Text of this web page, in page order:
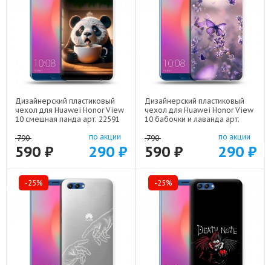
Дизайнерский пластиковый
чехол для Huawei Honor View
10 смешная панда арт: 22591
790
590 ₽
по акции
290 ₽
Дизайнерский пластиковый
чехол для Huawei Honor View
10 бабочки и лаванда арт:
790
590 ₽
по акции
290 ₽
-25% -25%